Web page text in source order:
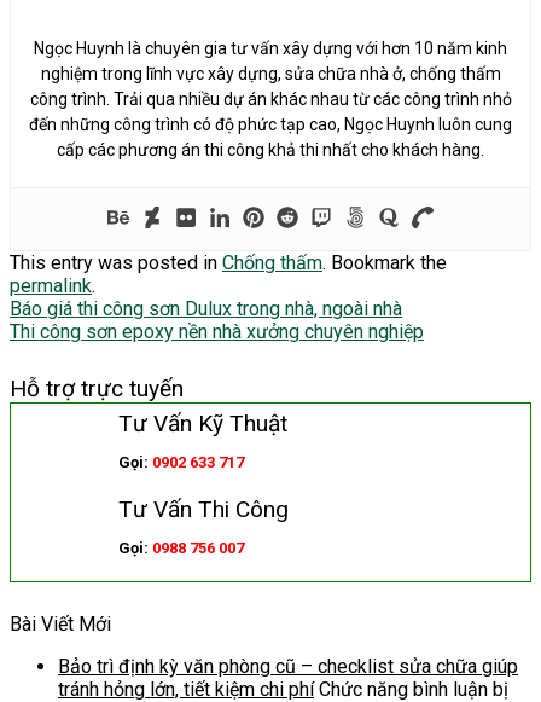
Ngọc Huynh là chuyên gia tư vấn xây dựng với hơn 10 năm kinh
nghiệm trong lĩnh vực xây dựng, sửa chữa nhà ở, chống thấm
công trình. Trải qua nhiều dự án khác nhau từ các công trình nhỏ
đến những công trình có độ phức tạp cao, Ngọc Huynh luôn cung
cấp các phương án thi công khả thi nhất cho khách hàng.
This entry was posted in Chống thấm. Bookmark the
permalink.
Báo giá thi công sơn Dulux trong nhà, ngoài nhà
Thi công sơn epoxy nền nhà xưởng chuyên nghiệp
Hỗ trợ trực tuyến
Tư Vấn Kỹ Thuật
Gọi: 0902 633 717
Tư Vấn Thi Công
Gọi: 0988 756 007
Bài Viết Mới
Bảo trì định kỳ văn phòng cũ – checklist sửa chữa giúp
tránh hỏng lớn, tiết kiệm chi phí Chức năng bình luận bị